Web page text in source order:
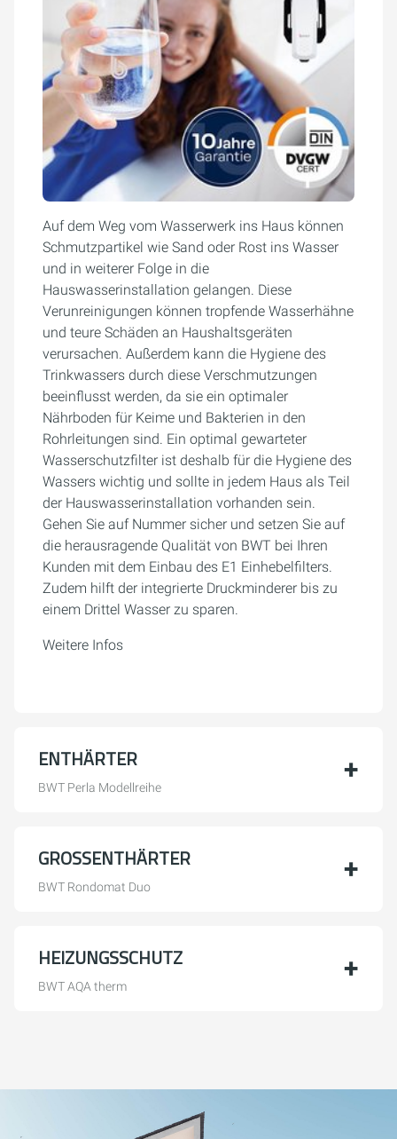
Auf dem Weg vom Wasserwerk ins Haus können
Schmutzpartikel wie Sand oder Rost ins Wasser
und in weiterer Folge in die
Hauswasserinstallation gelangen. Diese
Verunreinigungen können tropfende Wasserhähne
und teure Schäden an Haushaltsgeräten
verursachen. Außerdem kann die Hygiene des
Trinkwassers durch diese Verschmutzungen
beeinflusst werden, da sie ein optimaler
Nährboden für Keime und Bakterien in den
Rohrleitungen sind. Ein optimal gewarteter
Wasserschutzfilter ist deshalb für die Hygiene des
Wassers wichtig und sollte in jedem Haus als Teil
der Hauswasserinstallation vorhanden sein.
Gehen Sie auf Nummer sicher und setzen Sie auf
die herausragende Qualität von BWT bei Ihren
Kunden mit dem Einbau des E1 Einhebelfilters.
Zudem hilft der integrierte Druckminderer bis zu
einem Drittel Wasser zu sparen.
Weitere Infos
ENTHÄRTER
BWT Perla Modellreihe
GROSSENTHÄRTER
BWT Rondomat Duo
HEIZUNGSSCHUTZ
BWT AQA therm